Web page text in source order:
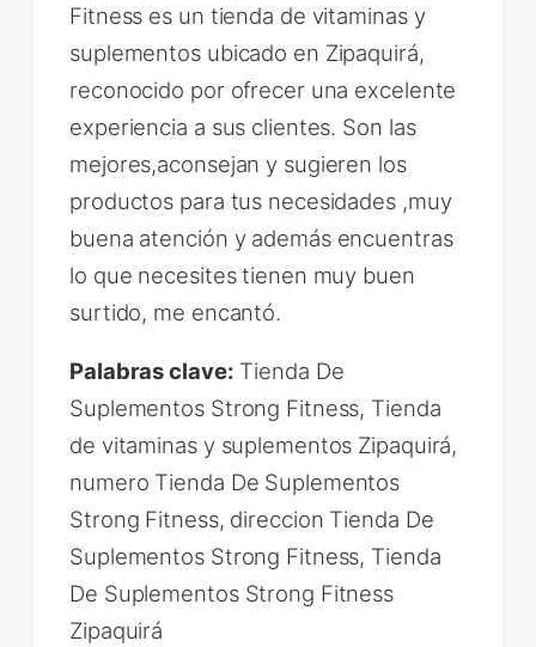
Fitness es un tienda de vitaminas y
suplementos ubicado en Zipaquirá,
reconocido por ofrecer una excelente
experiencia a sus clientes. Son las
mejores,aconsejan y sugieren los
productos para tus necesidades ,muy
buena atención y además encuentras
lo que necesites tienen muy buen
surtido, me encantó.
Palabras clave: Tienda De
Suplementos Strong Fitness, Tienda
de vitaminas y suplementos Zipaquirá,
numero Tienda De Suplementos
Strong Fitness, direccion Tienda De
Suplementos Strong Fitness, Tienda
De Suplementos Strong Fitness
Zipaquirá